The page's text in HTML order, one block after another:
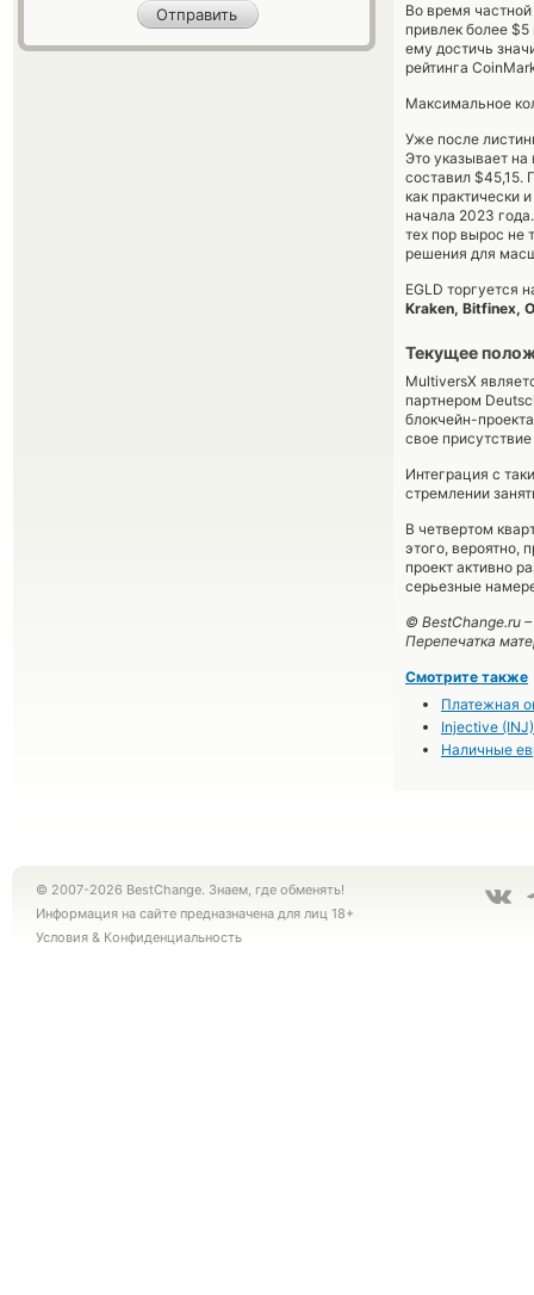
Во время
привлек более
ему достичь
рейтинга
Максимальное
Уже после
Это указывает на
составил $45,15.
как практически
начала 2023
тех пор вырос не
решения для
EGLD торгуется
Kraken, Bitfinex,
Текущее
MultiversX
партнером
блокчейн-
свое
Интеграция с
стремлении
В четвертом
этого, вероятно,
проект активно
серьезные
© BestChange.ru –
Перепечатка
Смотрите также
Платежная
Injective
Наличные
© 2007-2026 BestChange. Знаем, где обменять!
Информация на сайте предназначена для лиц 18+
Условия & Конфиденциальность